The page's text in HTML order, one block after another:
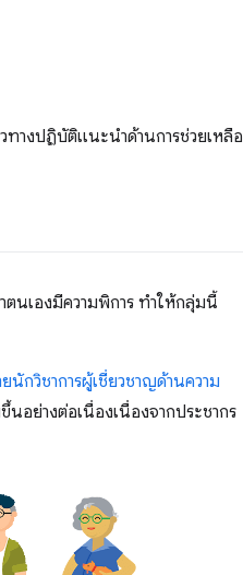
างปฏิบัติแนะนำด้านการช่วยเหลือ
ตนเองมีความพิการ ทำให้กลุ่มนี้
ยนักวิชาการผู้เชี่ยวชาญด้านความ
อย่างต่อเนื่องเนื่องจากประชากร